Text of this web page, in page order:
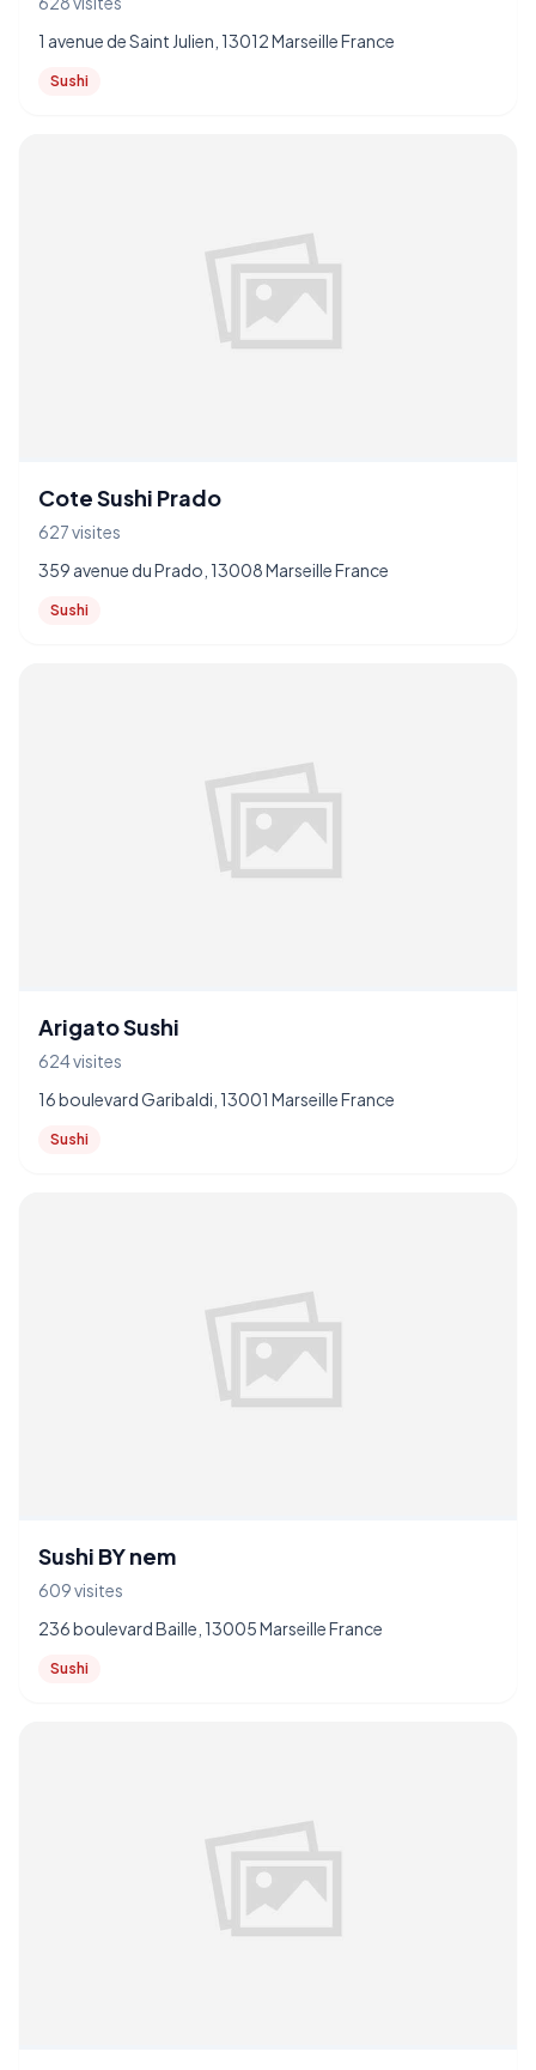
1 avenue de Saint Julien, 13012 Marseille France
Sushi
Cote Sushi Prado
627 visites
359 avenue du Prado, 13008 Marseille France
Sushi
Arigato Sushi
624 visites
16 boulevard Garibaldi, 13001 Marseille France
Sushi
Sushi BY nem
609 visites
236 boulevard Baille, 13005 Marseille France
Sushi